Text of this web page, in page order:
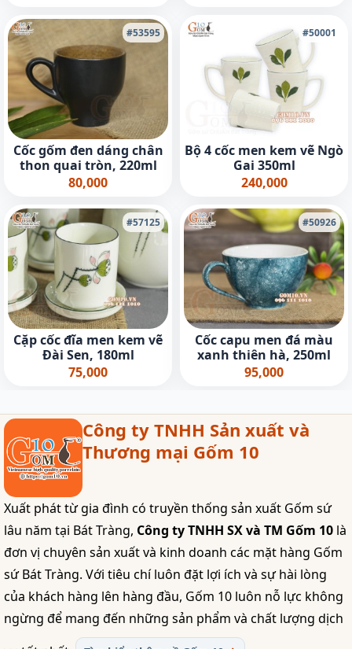
#53595
Cốc gốm đen dáng chân
thon quai tròn, 220ml
80,000
#50001
Bộ 4 cốc men kem vẽ Ngò
Gai 350ml
240,000
#57125
Cặp cốc đĩa men kem vẽ
Đài Sen, 180ml
75,000
#50926
Cốc capu men đá màu
xanh thiên hà, 250ml
95,000
Công ty TNHH Sản xuất và
Thương mại Gốm 10
Xuất phát từ gia đình có truyền thống sản xuất Gốm sứ
lâu năm tại Bát Tràng, Công ty TNHH SX và TM Gốm 10 là
đơn vị chuyên sản xuất và kinh doanh các mặt hàng Gốm
sứ Bát Tràng. Với tiêu chí luôn đặt lợi ích và sự hài lòng
của khách hàng lên hàng đầu, Gốm 10 luôn nỗ lực không
ngừng để mang đến những sản phẩm và chất lượng dịch